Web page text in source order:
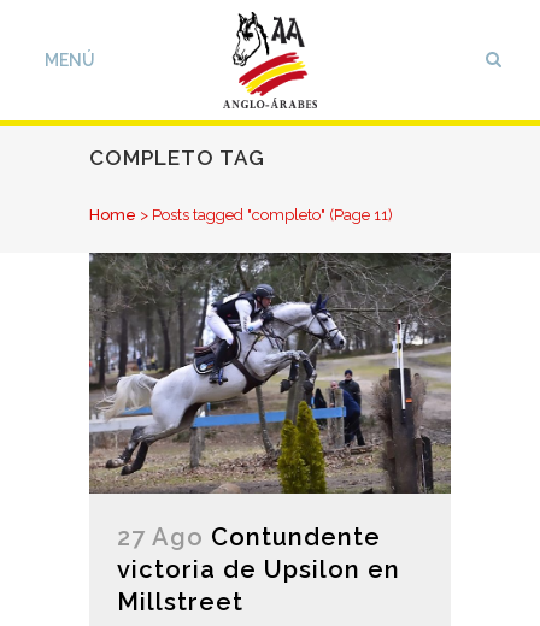
COMPLETO TAG
Home > Posts tagged "completo" (Page 11)
27 Ago Contundente
victoria de Upsilon en
Millstreet